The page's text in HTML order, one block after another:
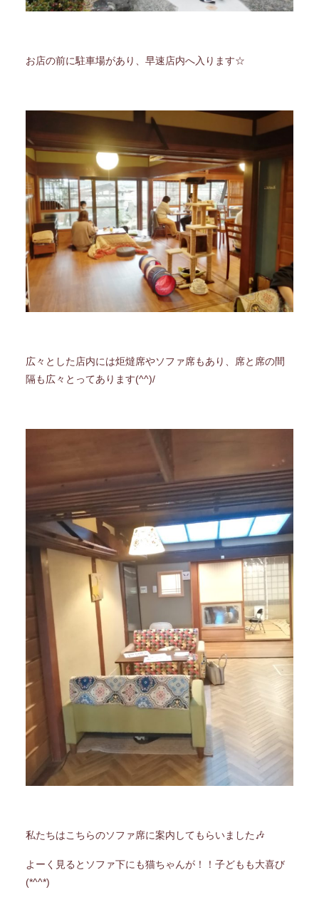
お店の前に駐車場があり、早速店内へ入ります☆
広々とした店内には炬燵席やソファ席もあり、席と席の間
隔も広々とってあります(^^)/
私たちはこちらのソファ席に案内してもらいました🎶
よーく見るとソファ下にも猫ちゃんが！！子どもも大喜び
(*^^*)